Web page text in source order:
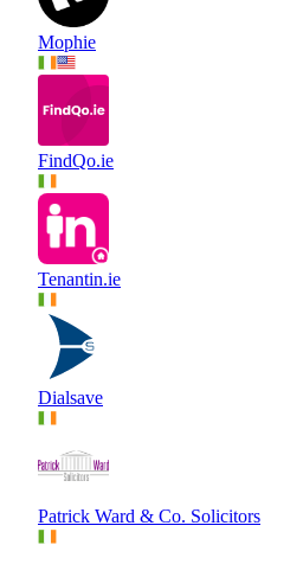
Mophie
FindQo.ie
Tenantin.ie
Dialsave
Patrick Ward & Co. Solicitors